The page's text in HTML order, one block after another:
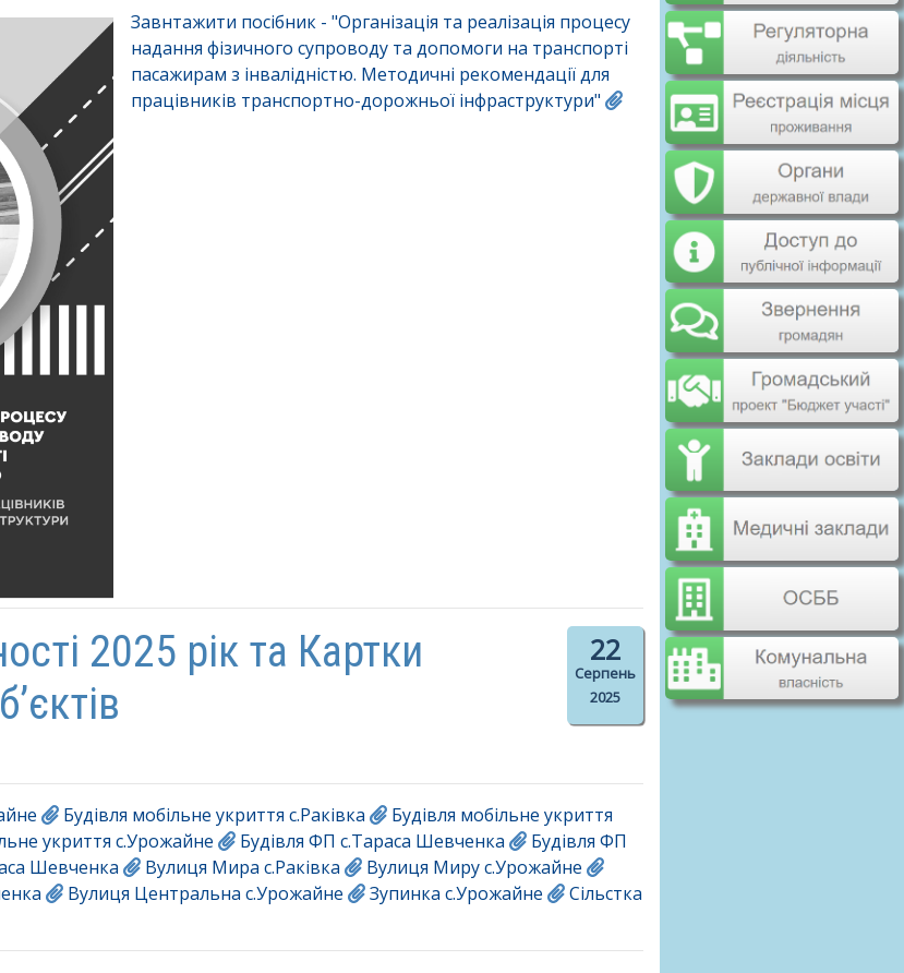
Завнтажити посібник - "Організація та реалізація процесу
надання фізичного супроводу та допомоги на транспорті
пасажирам з інвалідністю. Методичні рекомендації для
працівників транспортно-дорожньої інфраструктури"
22
Серпень
2025
2025 рік та Картки
Будівля мобільне укриття с.Раківка
Будівля мобільне укриття
укриття с.Урожайне Будівля ФП с.Тараса Шевченка
Будівля ФП
Шевченка Вулиця Мира с.Раківка
Вулиця Миру с.Урожайне
Вулиця Центральна с.Урожайне Зупинка с.Урожайне
Сільстка